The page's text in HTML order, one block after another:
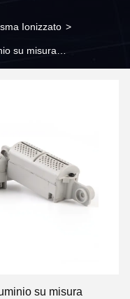
Ionizzato >
su misura
su misura